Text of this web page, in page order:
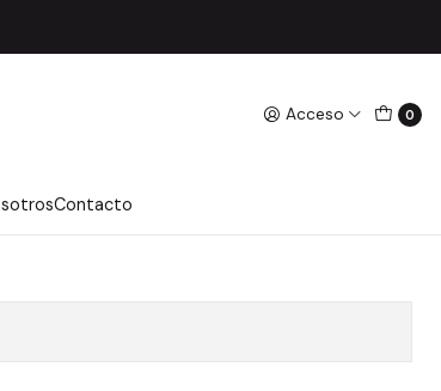
Acceso 0
Contacto
- JARVIS